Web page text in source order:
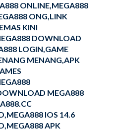
ONLINE,MEGA888
ONG,LINK
KINI
DOWNLOAD
LOGIN,GAME
MENANG,APK
MEGA888
IOS 14.6
APK